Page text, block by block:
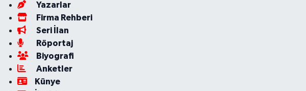
Yazarlar
Firma Rehberi
Seri İlan
Röportaj
Biyografi
Anketler
Künye